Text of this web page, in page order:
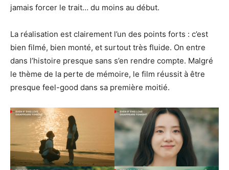
jamais forcer le trait… du moins au début.
La réalisation est clairement l’un des points forts : c’est
bien filmé, bien monté, et surtout très fluide. On entre
dans l’histoire presque sans s’en rendre compte. Malgré
le thème de la perte de mémoire, le film réussit à être
presque feel-good dans sa première moitié.